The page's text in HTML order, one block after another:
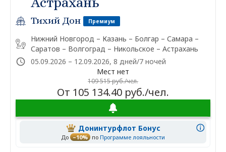
Тихий Дон Премиум
Нижний Новгород – Казань – Болгар – Самара –
Саратов – Волгоград – Никольское – Астрахань
05.09.2026 – 12.09.2026, 8 дней/7 ночей
Мест нет
109 515 руб./чел.
От 105 134.40 руб./чел.
Донинтурфлот Бонус
До –10% по Программе лояльности